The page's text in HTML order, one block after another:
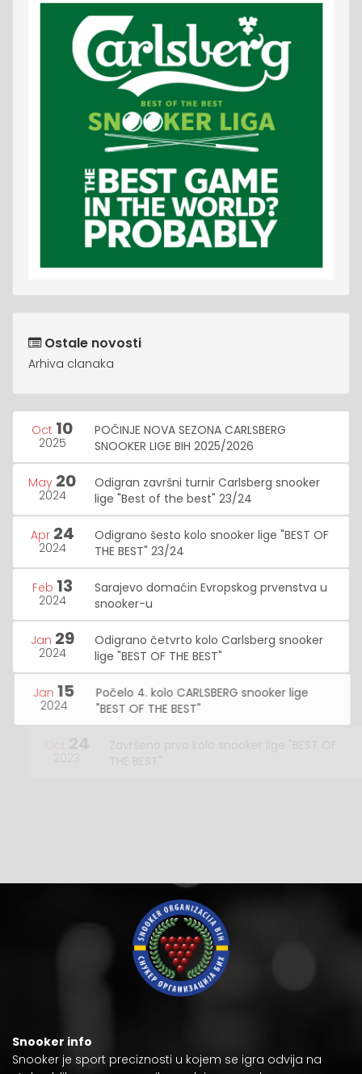
Ostale novosti
Arhiva clanaka
Oct 10
2025
POČINJE NOVA SEZONA CARLSBERG
SNOOKER LIGE BIH 2025/2026
May 20
2024
Odigran završni turnir Carlsberg snooker
lige "Best of the best" 23/24
Apr 24
2024
Odigrano šesto kolo snooker lige "BEST OF
THE BEST" 23/24
Feb 13
2024
Sarajevo domaćin Evropskog prvenstva u
snooker-u
Jan 29
2024
Odigrano četvrto kolo Carlsberg snooker
lige "BEST OF THE BEST"
Jan 15
2024
Počelo 4. kolo CARLSBERG snooker lige
"BEST OF THE BEST"
Snooker info
Snooker je sport preciznosti u kojem se igra odvija na